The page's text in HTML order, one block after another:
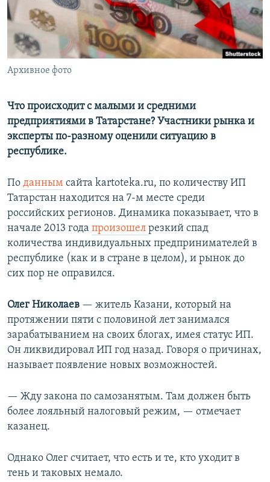
ПОДПИШИТЕСЬ НА РАССЫЛКУ
СОЦИАЛЬНЫЕ СЕТИ
Все сайты РСЕ/РС
Архивное фото
Что происходит с малыми и средними
предприятиями в Татарстане? Участники рынка и
эксперты по-разному оценили ситуацию в
республике.
По данным сайта kartoteka.ru, по количеству ИП
Татарстан находится на 7-м месте среди
российских регионов. Динамика показывает, что в
начале 2013 года произошел резкий спад
количества индивидуальных предпринимателей в
республике (как и в стране в целом), и рынок до
сих пор не оправился.
Олег Николаев —​ житель Казани, который на
протяжении пяти с половиной лет занимался
зарабатыванием на своих блогах, имея статус ИП.
Он ликвидировал ИП год назад. Говоря о причинах,
называет появление новых возможностей.
— Жду закона по самозанятым. Там должен быть
более лояльный налоговый режим, — отмечает
казанец.
Однако Олег считает, что есть и те, кто уходит в
тень и таковых немало.